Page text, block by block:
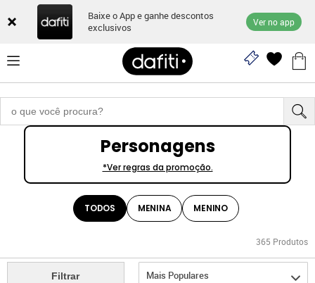
Baixe o App e ganhe descontos
exclusivos
Ver no app
Personagens
*Ver regras da promoção.
TODOS MENINA MENINO
365 Produtos
Filtrar Mais Populares